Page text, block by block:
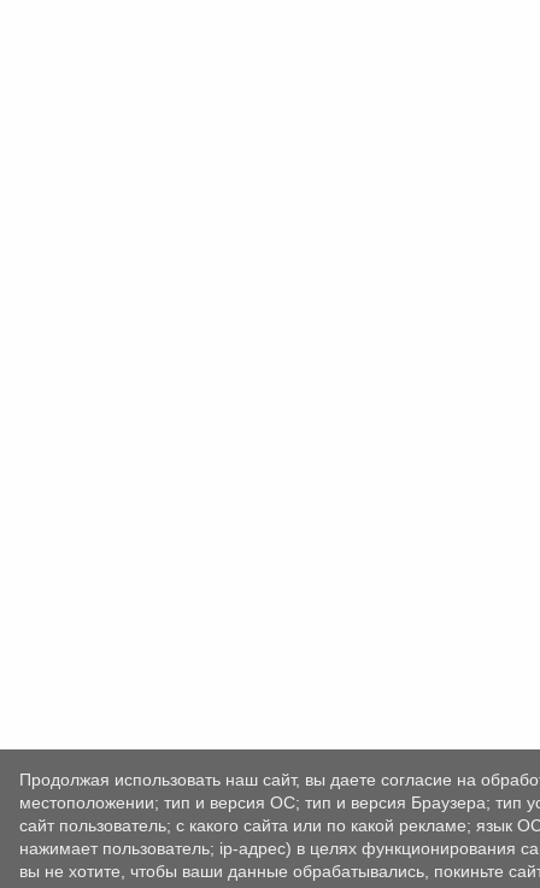
Продолжая использовать наш сайт, вы даете согласие на
местоположении; тип и версия ОС; тип и версия Браузера; тип
сайт пользователь; с какого сайта или по какой рекламе; язык
нажимает пользователь; ip-адрес) в целях функционирования
вы не хотите, чтобы ваши данные обрабатывались, покиньте